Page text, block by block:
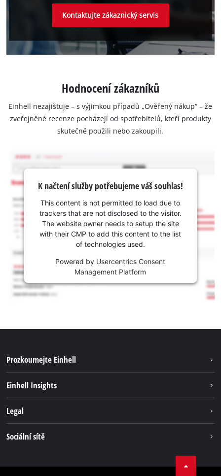
Kontaktujte zákaznický servis
Hodnocení zákazníků
Einhell nezajišťuje – s výjimkou případů „Ověřený nákup“ – že
zveřejněné recenze pocházejí od spotřebitelů, kteří produkty
skutečně použili nebo zakoupili.
K načtení služby potřebujeme váš souhlas!
This content is not permitted to load due to
trackers that are not disclosed to the visitor.
The website owner needs to setup the site
with their CMP to add this content to the list
of technologies used.
Powered by Usercentrics Consent
Management Platform
Prozkoumejte Einhell
Systém akumulátorů
Einhell Insights
Legal
Sociální sítě